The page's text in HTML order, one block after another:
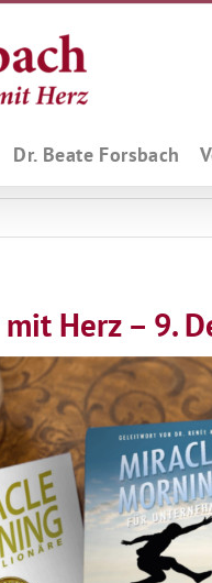
Dr. Beate Forsbach
Herz – 9.